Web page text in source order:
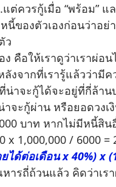
วรกู้เมื่อ “พร้อม” แ
ของตัวเองก่อนว่าอย่
ว
ให้เราดูว่าเราผ่อน
จากที่เรารู้แล้วว่ามี
น่าจะกู้ได้จะอยู่ที่กี่ล้า
จะกู้ผ่าน หรือยอดวงเ
บาท หากไม่มีหนี้สิ
1,000,000 / 6000
ได้ต่อเดือน x 40%) x
ถี่ถ้วนแล้ว คิดว่าเรา